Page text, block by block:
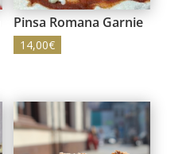
Pinsa Romana Garnie
14,00€